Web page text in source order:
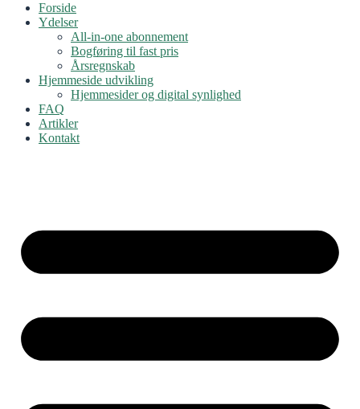
Forside
Ydelser
All-in-one abonnement
Bogføring til fast pris
Årsregnskab
Hjemmeside udvikling
Hjemmesider og digital synlighed
FAQ
Artikler
Kontakt